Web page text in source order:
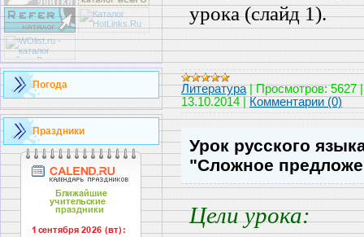
Погода
Праздники
урока (слайд 1).
Литература|Просмотров: 5627
13.10.2014
Комментарии (0)
Урок русского
"Сложное
Цели урока: